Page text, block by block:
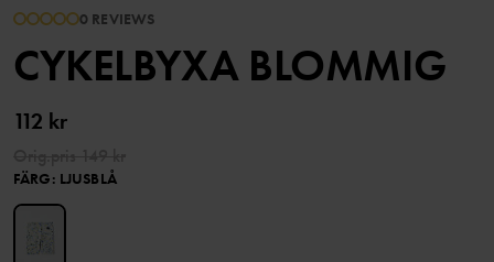
0 REVIEWS
CYKELBYXA BLOMMIG
112 kr
FÄRG: LJUSBLÅ